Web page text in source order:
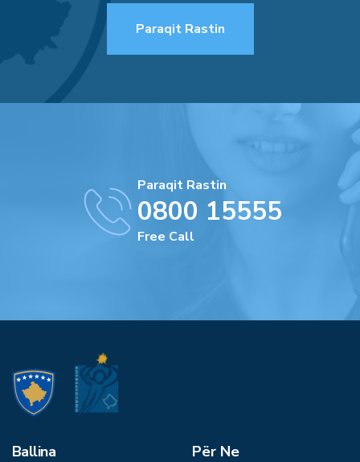
Paraqit Rastin
Paraqit Rastin
0800 15555
Free Call
Ballina
Për Ne